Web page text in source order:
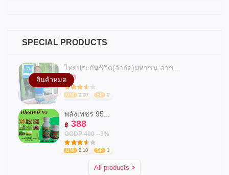
SPECIAL PRODUCTS
สินค้าหมด
ไทยประกันชีวิต(จำกัด)มหาชน.สาข...
฿ 0
UNI 0.00 SP 0
พลังเพชร 95...
฿ 388
GODP 400 --3%
UNI 0.10 SP 1
All products